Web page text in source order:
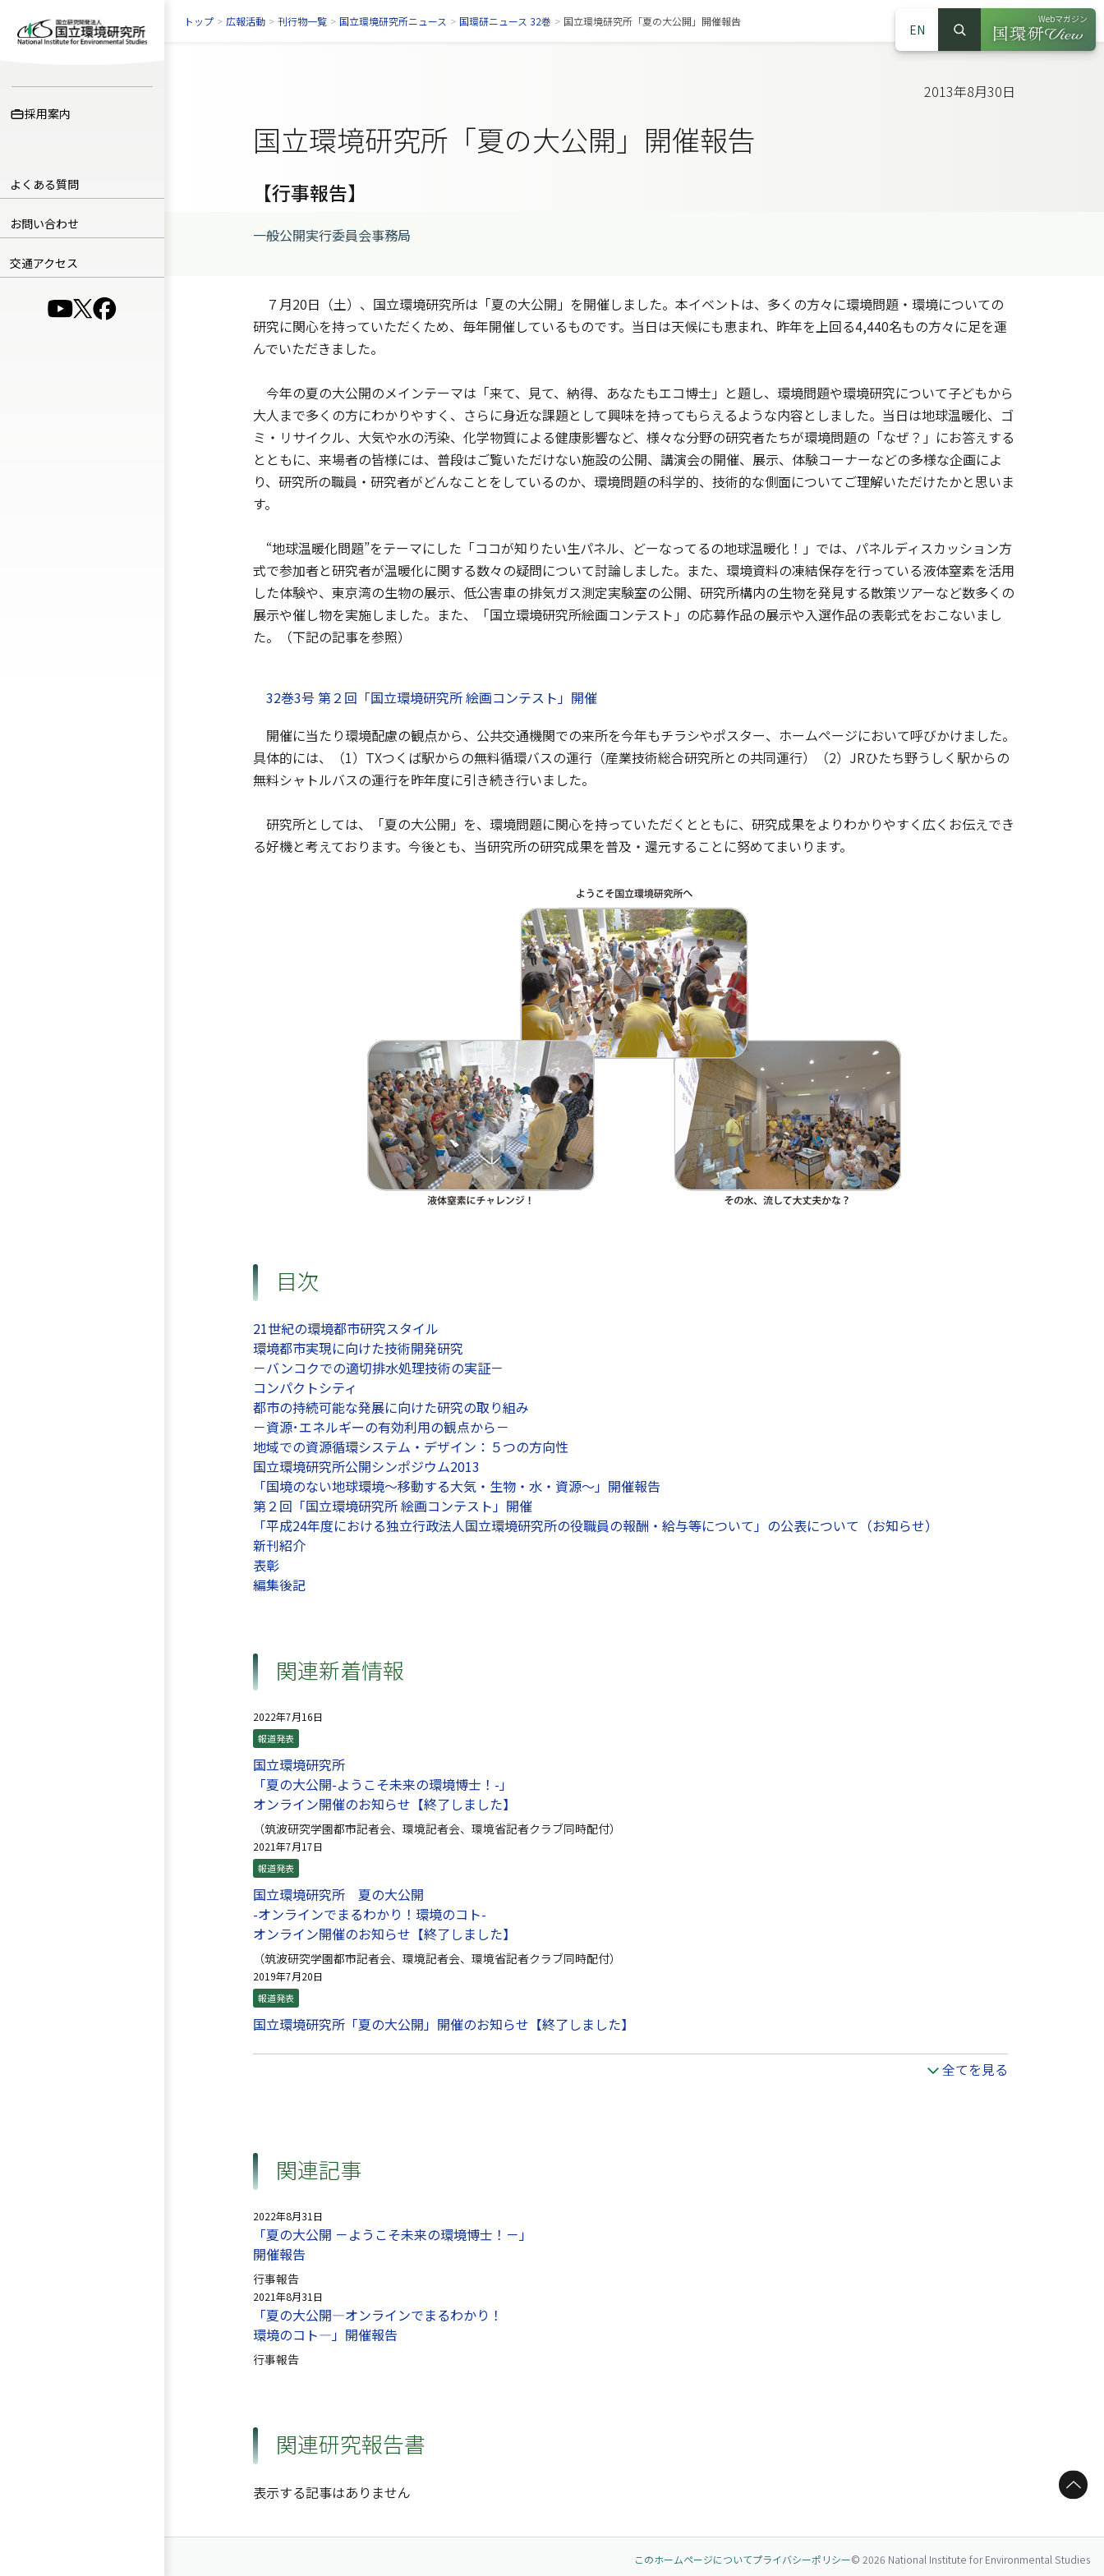
採用案内
よくある質問
お問い合わせ
交通アクセス
（別ウインドウで開きます）
（別ウインドウで開きます）
（別ウインドウで開きます）
EN
サイト内検索
検索
Webマガジン
（別ウインドウ
トップ > 広報活動 > 刊行物一覧 > 国立環境研究所ニュース > 国環研ニュース 32巻 > 国立環境研究所「夏の大公開」開催報告
2013年8月30日
国立環境研究所「夏の大公開」開催報告
【行事報告】
一般公開実行委員会事務局
７月20日（土）、国立環境研究所は「夏の大公開」を開催しました。本イベントは、多くの方々に環境問題・環境についての
研究に関心を持っていただくため、毎年開催しているものです。当日は天候にも恵まれ、昨年を上回る4,440名もの方々に足を運
んでいただきました。
今年の夏の大公開のメインテーマは「来て、見て、納得、あなたもエコ博士」と題し、環境問題や環境研究について子どもから
大人まで多くの方にわかりやすく、さらに身近な課題として興味を持ってもらえるような内容としました。当日は地球温暖化、ゴ
ミ・リサイクル、大気や水の汚染、化学物質による健康影響など、様々な分野の研究者たちが環境問題の「なぜ？」にお答えする
とともに、来場者の皆様には、普段はご覧いただけない施設の公開、講演会の開催、展示、体験コーナーなどの多様な企画によ
り、研究所の職員・研究者がどんなことをしているのか、環境問題の科学的、技術的な側面についてご理解いただけたかと思いま
す。
“地球温暖化問題”をテーマにした「ココが知りたい生パネル、どーなってるの地球温暖化！」では、パネルディスカッション方
式で参加者と研究者が温暖化に関する数々の疑問について討論しました。また、環境資料の凍結保存を行っている液体窒素を活用
した体験や、東京湾の生物の展示、低公害車の排気ガス測定実験室の公開、研究所構内の生物を発見する散策ツアーなど数多くの
展示や催し物を実施しました。また、「国立環境研究所絵画コンテスト」の応募作品の展示や入選作品の表彰式をおこないまし
た。（下記の記事を参照）
32巻3号 第２回「国立環境研究所 絵画コンテスト」開催
開催に当たり環境配慮の観点から、公共交通機関での来所を今年もチラシやポスター、ホームページにおいて呼びかけました。
具体的には、（1）TXつくば駅からの無料循環バスの運行（産業技術総合研究所との共同運行）（2）JRひたち野うしく駅からの
無料シャトルバスの運行を昨年度に引き続き行いました。
研究所としては、「夏の大公開」を、環境問題に関心を持っていただくとともに、研究成果をよりわかりやすく広くお伝えでき
る好機と考えております。今後とも、当研究所の研究成果を普及・還元することに努めてまいります。
目次
21世紀の環境都市研究スタイル
環境都市実現に向けた技術開発研究
－バンコクでの適切排水処理技術の実証－
コンパクトシティ
都市の持続可能な発展に向けた研究の取り組み
－資源･エネルギーの有効利用の観点から－
地域での資源循環システム・デザイン：５つの方向性
国立環境研究所公開シンポジウム2013
「国境のない地球環境～移動する大気・生物・水・資源～」開催報告
第２回「国立環境研究所 絵画コンテスト」開催
「平成24年度における独立行政法人国立環境研究所の役職員の報酬・給与等について」の公表について（お知らせ）
新刊紹介
表彰
編集後記
関連新着情報
2022年7月16日
報道発表
国立環境研究所
「夏の大公開-ようこそ未来の環境博士！-」
オンライン開催のお知らせ【終了しました】
（筑波研究学園都市記者会、環境記者会、環境省記者クラブ同時配付）
2021年7月17日
報道発表
国立環境研究所 夏の大公開
-オンラインでまるわかり！環境のコト-
オンライン開催のお知らせ【終了しました】
（筑波研究学園都市記者会、環境記者会、環境省記者クラブ同時配付）
2019年7月20日
報道発表
国立環境研究所「夏の大公開」開催のお知らせ【終了しました】
全てを見る
関連記事
2022年8月31日
「夏の大公開 －ようこそ未来の環境博士！－」
開催報告
行事報告
2021年8月31日
「夏の大公開—オンラインでまるわかり！
環境のコト—」開催報告
行事報告
関連研究報告書
表示する記事はありません ページトップへ
このホームページについてプライバシーポリシー© 2026 National Institute for Environmental Studies